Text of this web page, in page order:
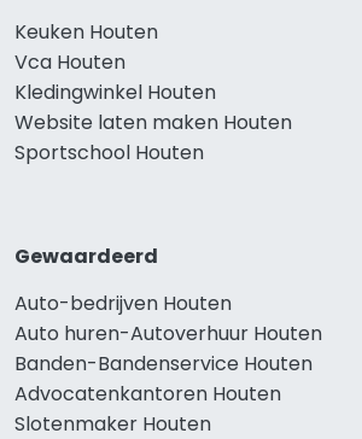
Keuken Houten
Vca Houten
Kledingwinkel Houten
Website laten maken Houten
Sportschool Houten
Gewaardeerd
Auto-bedrijven Houten
Auto huren-Autoverhuur Houten
Banden-Bandenservice Houten
Advocatenkantoren Houten
Slotenmaker Houten